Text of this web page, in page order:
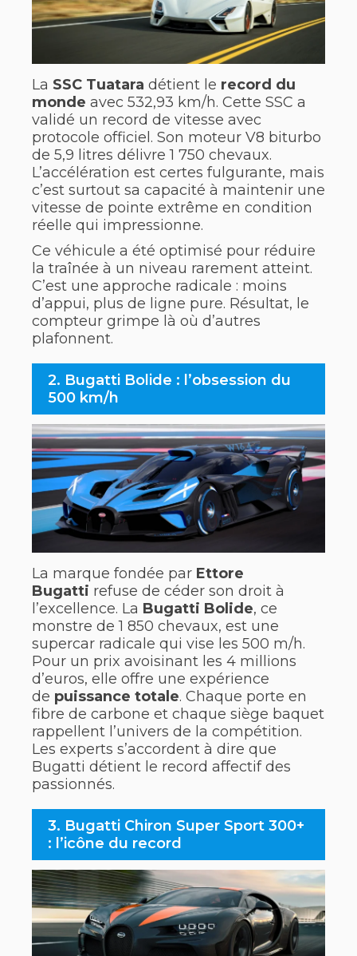
La SSC Tuatara détient le record du
monde avec 532,93 km/h. Cette SSC a
validé un record de vitesse avec
protocole officiel. Son moteur V8 biturbo
de 5,9 litres délivre 1 750 chevaux.
L’accélération est certes fulgurante, mais
c’est surtout sa capacité à maintenir une
vitesse de pointe extrême en condition
réelle qui impressionne.
Ce véhicule a été optimisé pour réduire
la traînée à un niveau rarement atteint.
C’est une approche radicale : moins
d’appui, plus de ligne pure. Résultat, le
compteur grimpe là où d’autres
plafonnent.
2. Bugatti Bolide : l’obsession du
500 km/h
La marque fondée par Ettore
Bugatti refuse de céder son droit à
l’excellence. La Bugatti Bolide, ce
monstre de 1 850 chevaux, est une
supercar radicale qui vise les 500 m/h.
Pour un prix avoisinant les 4 millions
d’euros, elle offre une expérience
de puissance totale. Chaque porte en
fibre de carbone et chaque siège baquet
rappellent l’univers de la compétition.
Les experts s’accordent à dire que
Bugatti détient le record affectif des
passionnés.
3. Bugatti Chiron Super Sport 300+
: l’icône du record